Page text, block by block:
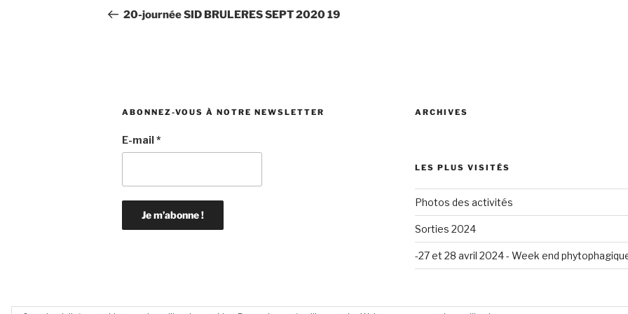
de
précédent
20-journée SID BRULERES SEPT 2020 19
ABONNEZ-VOUS À NOTRE NEWSLETTER
E-mail*
ARCHIVES
LES PLUS VISITÉS
Photos des activités
Sorties 2024
-27 et 28 avril 2024 - Week end